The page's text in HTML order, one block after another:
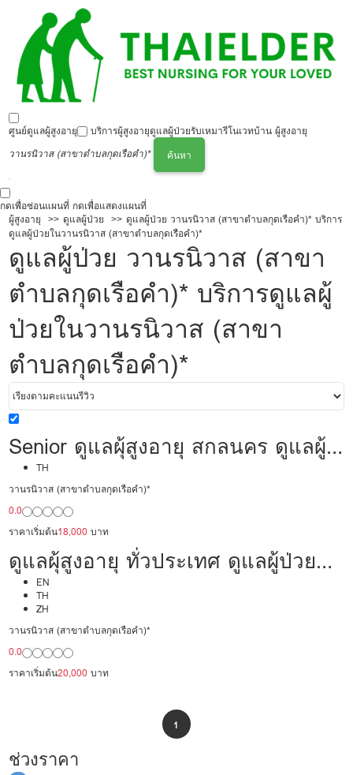
ศูนย์ดูแลผู้สูงอายุ บริการผู้สูงอายุดูแลผู้ป่วยรับเหมารีโนเวทบ้าน ผู้สูงอายุ
วานรนิวาส (สาขาตำบลกุดเรือคำ)*
ค้นหา
กดเพื่อซ่อนแผนที่ กดเพื่อแสดงแผนที่
ผู้สูงอายุ
ดูแลผู้ป่วย
ดูแลผู้ป่วย วานรนิวาส (สาขาตำบลกุดเรือคำ)* บริการ
ดูแลผู้ป่วยในวานรนิวาส (สาขาตำบลกุดเรือคำ)*
ดูแลผู้ป่วย วานรนิวาส (สาขา
ตำบลกุดเรือคำ)* บริการดูแลผู้
ป่วยในวานรนิวาส (สาขา
ตำบลกุดเรือคำ)*
Senior ดูแลผุ้สูงอายุ สกลนคร ดูแลผู้
ป่วย 18,000/เดือน มืออาชีพ พร้อม
ดูแล
TH
วานรนิวาส (สาขาตำบลกุดเรือคำ)*
0.0
ราคาเริ่มต้น18,000 บาท
ดูแลผุ้สูงอายุ ทั่วประเทศ ดูแลผู้ป่วย
20,000/เดือน มืออาชีพ ได้ภาษา รับ
ต่างชาติ
EN
TH
ZH
วานรนิวาส (สาขาตำบลกุดเรือคำ)*
0.0
ราคาเริ่มต้น20,000 บาท
1
ช่วงราคา